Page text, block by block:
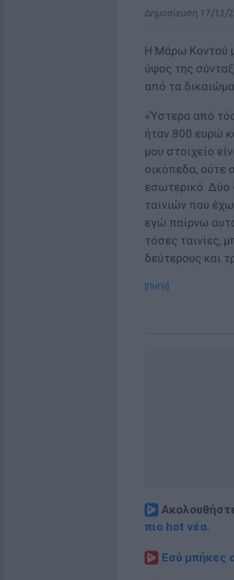
Δημοσίευση 17/12/
Η Μάρω Κοντού
ύψος της
από τα
«Ύστερα από
ήταν 800 ευρώ
μου στοιχείο
οικόπεδα, ούτε
εσωτερικό. Δύο
ταινιών που
εγώ παίρνω
τόσες ταινίες,
δεύτερους και
[ΠΗΓΗ]
πιο hot νέα.
Εσύ μπήκες